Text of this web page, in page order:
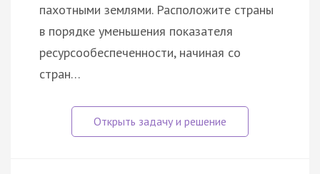
пахотными землями. Расположите страны
в порядке уменьшения показателя
ресурсообеспеченности, начиная со
стран…